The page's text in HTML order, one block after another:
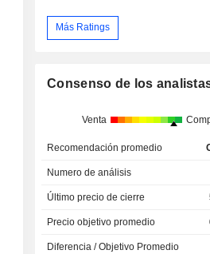
Más Ratings
Consenso de los
Venta
Recomendación promedio
Numero de análisis
Último precio de cierre
Precio objetivo promedio
Diferencia / Objetivo Promedio